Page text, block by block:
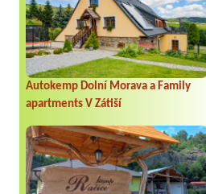
Autokemp Dolní Morava a Family
apartments V Zátiší